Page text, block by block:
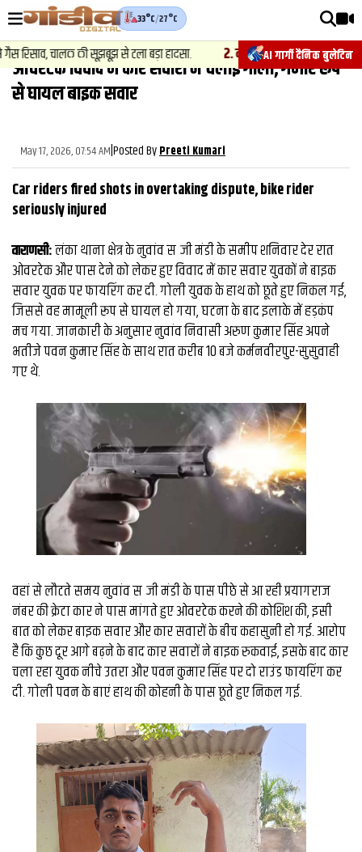
AI गार्गी दैनिक बुलेटिन
33°C/27°C
चालक की सूझबूझ से टला बड़ा हादसा. न्यूज़- चेसिस नंबर बदलकर वाहनों
वीडियोज़
वाराणसी न्यूज़
राजनीति
फिल्मी
साहित्य
संस्कृति
ख़ान पान और जीवनशैली
अंतरराष्ट्रीय
फैक्ट चेक
व्यापार
मौसम
ओवरटेक विवाद में कार सवारों ने चलाई गोली, गंभीर रूप
से घायल बाइक सवार
May 17, 2026, 07:54 AM|Posted ByPreeti Kumari
Car riders fired shots in overtaking dispute, bike rider
seriously injured
वाराणसी:लंका थाना क्षेत्र के नुवांव सब्जी मंडी के समीप शनिवार देर रात
ओवरटेक और पास देने को लेकर हुए विवाद में कार सवार युवकों ने बाइक
सवार युवक पर फायरिंग कर दी. गोली युवक के हाथ को छूते हुए निकल गई,
जिससे वह मामूली रूप से घायल हो गया, घटना के बाद इलाके में हड़कंप
मच गया. जानकारी के अनुसार नुवांव निवासी अरुण कुमार सिंह अपने
भतीजे पवन कुमार सिंह के साथ रात करीब 10 बजे कर्मनवीरपुर-सुसुवाही
गए थे.
वहां से लौटते समय नुवांव सब्जी मंडी के पास पीछे से आ रही प्रयागराज
नंबर की क्रेटा कार ने पास मांगते हुए ओवरटेक करने की कोशिश की, इसी
बात को लेकर बाइक सवार और कार सवारों के बीच कहासुनी हो गई. आरोप
है कि कुछ दूर आगे बढ़ने के बाद कार सवारों ने बाइक रुकवाई, इसके बाद कार
चला रहा युवक नीचे उतरा और पवन कुमार सिंह पर दो राउंड फायरिंग कर
दी. गोली पवन के बाएं हाथ की कोहनी के पास छूते हुए निकल गई.